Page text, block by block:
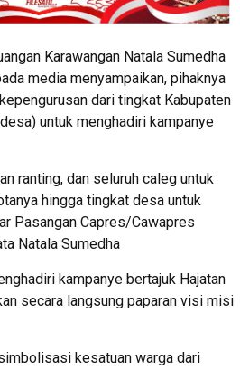
Karawangan Natala Sumedha
media menyampaikan, pihaknya
dari tingkat Kabupaten
untuk menghadiri kampanye
ranting, dan seluruh caleg untuk
hingga tingkat desa untuk
Pasangan Capres/Cawapres
Natala Sumedha
kampanye bertajuk Hajatan
secara langsung paparan visi misi
kesatuan warga dari